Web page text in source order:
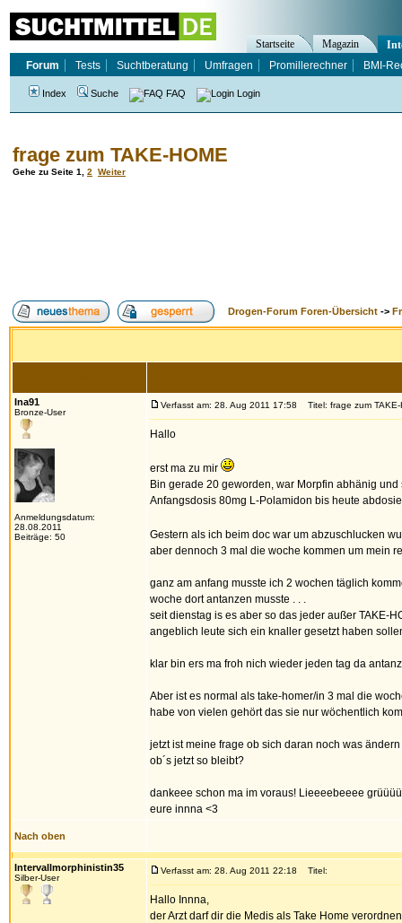
frage zum TAKE-HOME
Gehe zu Seite 1 2 Weiter
Drogen-Forum Foren-Übersicht ->
Ina91
Bronze-User
Anmeldungsdatum:
28.08.2011
Beiträge: 50
Verfasst am: 28. Aug 2011 17:58 Titel: frage zum TAKE-
Hallo
erst ma zu mir
Bin gerade 20 geworden, war Morpfin abhänig
Anfangsdosis 80mg L-Polamidon bis heute
Gestern als ich beim doc war um abzuschlucken
aber dennoch 3 mal die woche kommen um mein
ganz am anfang musste ich 2 wochen täglich
woche dort antanzen musste . . .
seit dienstag is es aber so das jeder außer TAKE-
angeblich leute sich ein knaller gesetzt haben
klar bin ers ma froh nich wieder jeden tag da
Aber ist es normal als take-homer/in 3 mal die
habe von vielen gehört das sie nur wöchentlich
jetzt ist meine frage ob sich daran noch was
ob´s jetzt so bleibt?
dankeee schon ma im voraus! Lieeeebeeee
eure innna <3
Nach oben
Intervallmorphinistin35
Silber-User
Verfasst am: 28. Aug 2011 22:18 Titel:
Hallo Innna,
der Arzt darf dir die Medis als Take Home
Startseite Magazin
Forum
Tests Suchtberatung Umfragen Promillerechner BMI-
Index Suche FAQ Login